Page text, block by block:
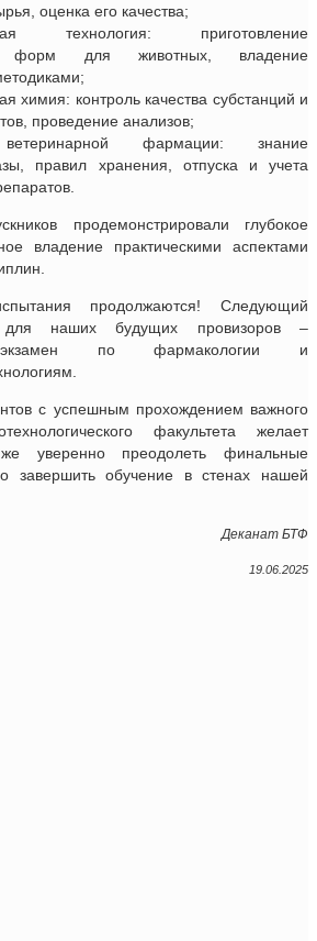
оценка его качества;
технология: приготовление
форм для животных, владение
химия: контроль качества субстанций и
проведение анализов;
фармации: знание
правил хранения, отпуска и учета
продемонстрировали глубокое
владение практическими аспектами
продолжаются! Следующий
для наших будущих провизоров –
экзамен по фармакологии и
с успешным прохождением важного
факультета желает
уверенно преодолеть финальные
завершить обучение в стенах нашей
Деканат БТФ
19.06.2025